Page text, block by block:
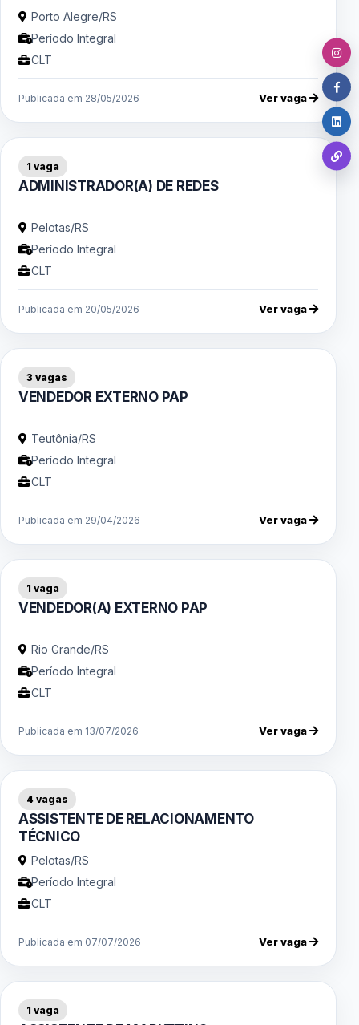
Porto Alegre/RS
Período Integral
CLT
Publicada em 28/05/2026 Ver vaga
1 vaga
ADMINISTRADOR(A) DE REDES
Pelotas/RS
Período Integral
CLT
Publicada em 20/05/2026 Ver vaga
3 vagas
VENDEDOR EXTERNO PAP
Teutônia/RS
Período Integral
CLT
Publicada em 29/04/2026 Ver vaga
1 vaga
VENDEDOR(A) EXTERNO PAP
Rio Grande/RS
Período Integral
CLT
Publicada em 13/07/2026 Ver vaga
4 vagas
ASSISTENTE DE RELACIONAMENTO
TÉCNICO
Pelotas/RS
Período Integral
CLT
Publicada em 07/07/2026 Ver vaga
1 vaga